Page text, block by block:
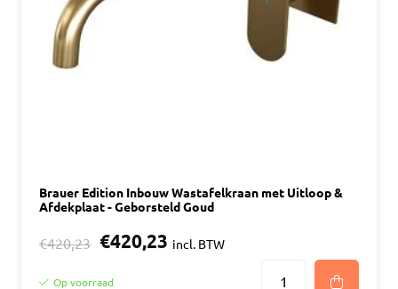
Brauer Edition Inbouw Wastafelkraan met Uitloop &
Afdekplaat - Geborsteld Goud
€420,23 €420,23 incl. BTW
Op voorraad